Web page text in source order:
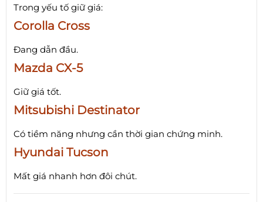
Trong yếu tố giữ giá:
Corolla Cross
Đang dẫn đầu.
Mazda CX-5
Giữ giá tốt.
Mitsubishi Destinator
Có tiềm năng nhưng cần thời gian chứng minh.
Hyundai Tucson
Mất giá nhanh hơn đôi chút.